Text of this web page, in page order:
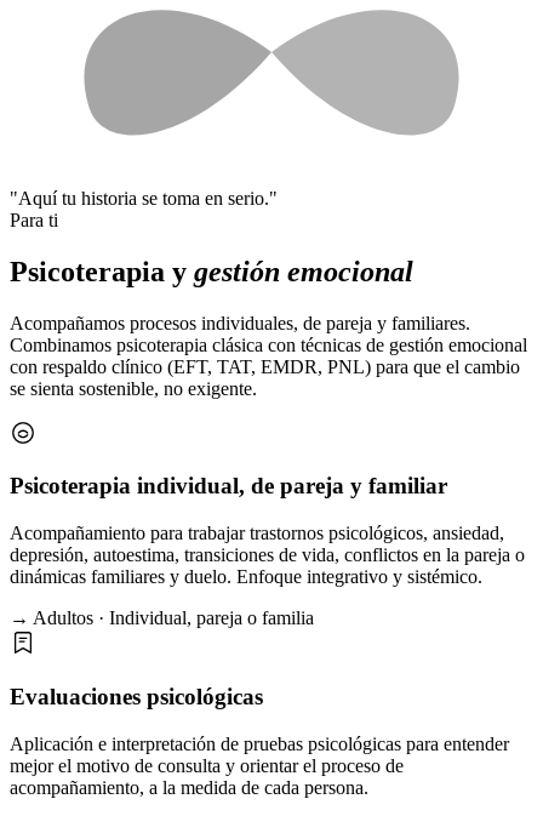
"Aquí tu historia se toma en serio."
Para ti
Psicoterapia y gestión emocional
Acompañamos procesos individuales, de pareja y familiares.
Combinamos psicoterapia clásica con técnicas de gestión emocional
con respaldo clínico (EFT, TAT, EMDR, PNL) para que el cambio
se sienta sostenible, no exigente.
Psicoterapia individual, de pareja y familiar
Acompañamiento para trabajar trastornos psicológicos, ansiedad,
depresión, autoestima, transiciones de vida, conflictos en la pareja o
dinámicas familiares y duelo. Enfoque integrativo y sistémico.
→ Adultos · Individual, pareja o familia
Evaluaciones psicológicas
Aplicación e interpretación de pruebas psicológicas para entender
mejor el motivo de consulta y orientar el proceso de
acompañamiento, a la medida de cada persona.